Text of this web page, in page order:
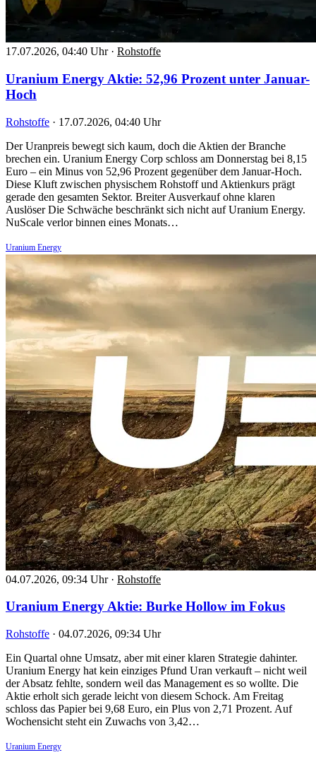
17.07.2026, 04:40 Uhr · Rohstoffe
Uranium Energy Aktie: 52,96 Prozent unter Januar-
Hoch
Rohstoffe · 17.07.2026, 04:40 Uhr
Der Uranpreis bewegt sich kaum, doch die Aktien der Branche
brechen ein. Uranium Energy Corp schloss am Donnerstag bei 8,15
Euro – ein Minus von 52,96 Prozent gegenüber dem Januar-Hoch.
Diese Kluft zwischen physischem Rohstoff und Aktienkurs prägt
gerade den gesamten Sektor. Breiter Ausverkauf ohne klaren
Auslöser Die Schwäche beschränkt sich nicht auf Uranium Energy.
NuScale verlor binnen eines Monats…
Uranium Energy
04.07.2026, 09:34 Uhr · Rohstoffe
Uranium Energy Aktie: Burke Hollow im Fokus
Rohstoffe · 04.07.2026, 09:34 Uhr
Ein Quartal ohne Umsatz, aber mit einer klaren Strategie dahinter.
Uranium Energy hat kein einziges Pfund Uran verkauft – nicht weil
der Absatz fehlte, sondern weil das Management es so wollte. Die
Aktie erholt sich gerade leicht von diesem Schock. Am Freitag
schloss das Papier bei 9,68 Euro, ein Plus von 2,71 Prozent. Auf
Wochensicht steht ein Zuwachs von 3,42…
Uranium Energy